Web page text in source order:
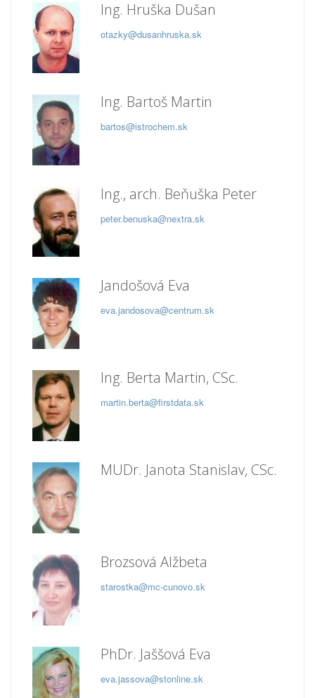
Ing. Hruška Dušan
otazky@dusanhruska.sk
Ing. Bartoš Martin
bartos@istrochem.sk
Ing., arch. Beňuška Peter
peter.benuska@nextra.sk
Jandošová Eva
eva.jandosova@centrum.sk
Ing. Berta Martin, CSc.
martin.berta@firstdata.sk
MUDr. Janota Stanislav, CSc.
Brozsová Alžbeta
starostka@mc-cunovo.sk
PhDr. Jaššová Eva
eva.jassova@stonline.sk